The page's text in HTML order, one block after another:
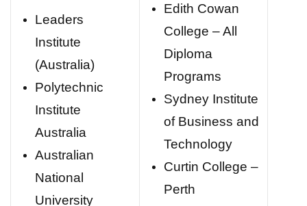
Leaders
Institute
(Australia)
Polytechnic
Institute
Australia
Australian
National
University
Edith Cowan
College – All
Diploma
Programs
Sydney Institute
of Business and
Technology
Curtin College –
Perth